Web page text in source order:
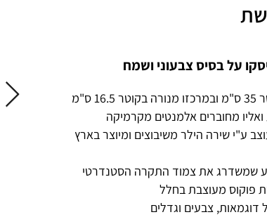
על בסיס צבעוני ושמח
מחוברים אלמנטים מקרמיקה
ע"י שירה הילר משיבוצים ומיוצר בארץ
שמשדרג את צמוד התקרה הסטנדרטי
פוקוס מעוצבת בחלל
דוגמאות, צבעים וגדלים